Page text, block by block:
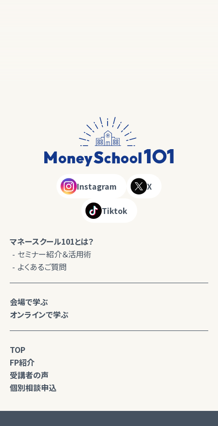
Instagram X
Tiktok
マネースクール101とは？
セミナー紹介＆活用術
よくあるご質問
会場で学ぶ
オンラインで学ぶ
TOP
FP紹介
受講者の声
個別相談申込